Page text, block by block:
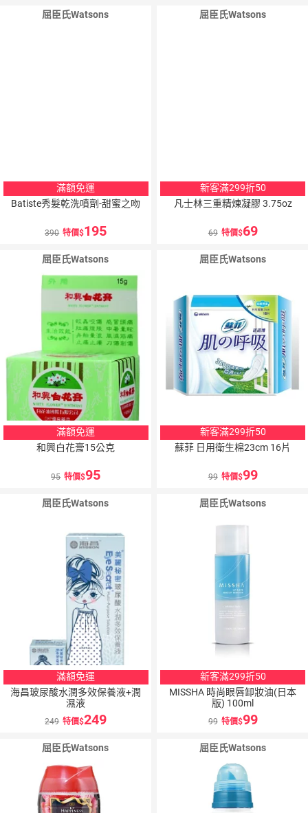
屈臣氏Watsons
滿額免運
Batiste秀髮乾洗噴劑-甜蜜之吻
390 特價 195
屈臣氏Watsons
新客滿299折50
凡士林三重精煉凝膠 3.75oz
69 特價 69
屈臣氏Watsons
滿額免運
和興白花膏15公克
95 特價 95
屈臣氏Watsons
新客滿299折50
蘇菲 日用衛生棉23cm 16片
99 特價 99
屈臣氏Watsons
滿額免運
海昌玻尿酸水潤多效保養液+潤
濕液
249 特價 249
屈臣氏Watsons
新客滿299折50
MISSHA 時尚眼唇卸妝油(日本
版) 100ml
99 特價 99
屈臣氏Watsons 屈臣氏Watsons